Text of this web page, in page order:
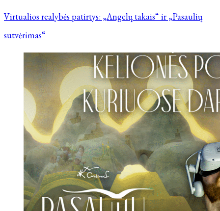
Virtualios realybės patirtys: „Angelų takais“ ir „Pasaulių
sutvėrimas“